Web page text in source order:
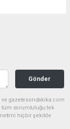
Gönder
ve gazetesondakika.com
tüm sorumluluğu tek
hiçbir şekilde